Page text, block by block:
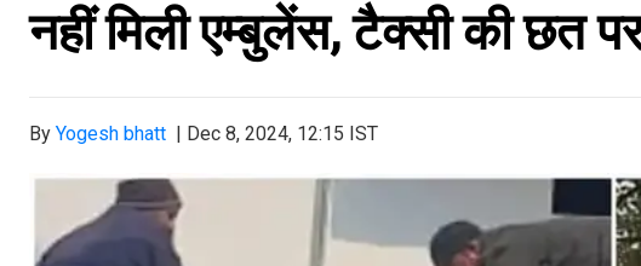
नहीं मिली एम्बुलेंस, टैक्सी की छत
By Yogesh bhatt | Dec 8, 2024, 12:15 IST